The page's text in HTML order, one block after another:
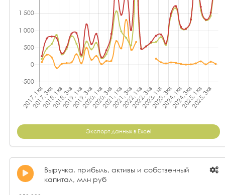
Экспорт данных в Excel
Выручка, прибыль, активы и собственный
капитал, млн руб